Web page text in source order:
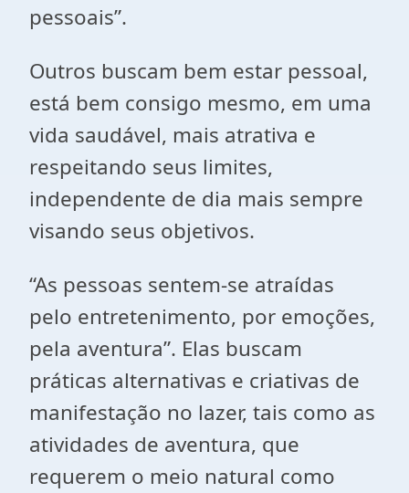
pessoais”.
Outros buscam bem estar pessoal,
está bem consigo mesmo, em uma
vida saudável, mais atrativa e
respeitando seus limites,
independente de dia mais sempre
visando seus objetivos.
“As pessoas sentem-se atraídas
pelo entretenimento, por emoções,
pela aventura”. Elas buscam
práticas alternativas e criativas de
manifestação no lazer, tais como as
atividades de aventura, que
requerem o meio natural como